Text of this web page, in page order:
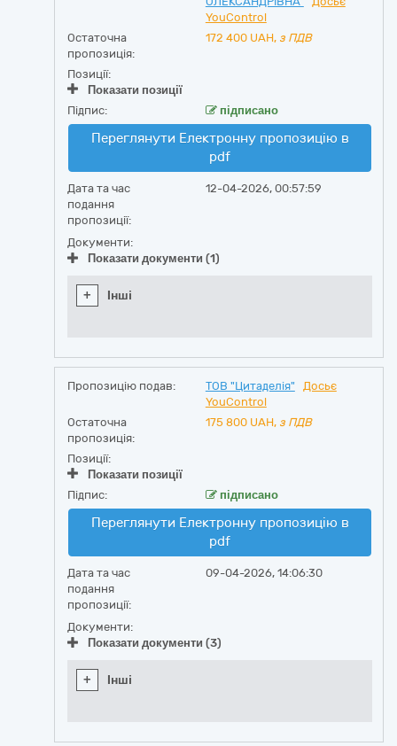
YouControl
Остаточна
пропозиція:
172 400 UAH, з ПДВ
Позиції:
Показати позиції
Підпис:
підписано
Переглянути Електронну пропозицію в
pdf
Дата та час
подання
пропозиції:
12-04-2026, 00:57:59
Документи:
Показати документи (1)
+ Інші
Пропозицію подав: ТОВ "Цитаделія"
Досьє
YouControl
Остаточна
пропозиція:
175 800 UAH, з ПДВ
Позиції:
Показати позиції
Підпис:
підписано
Переглянути Електронну пропозицію в
pdf
Дата та час
подання
пропозиції:
09-04-2026, 14:06:30
Документи:
Показати документи (3)
+ Інші